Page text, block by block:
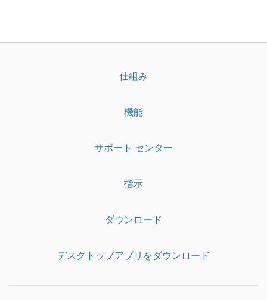
仕組み
機能
サポート センター
指示
ダウンロード
デスクトップアプリをダウンロード